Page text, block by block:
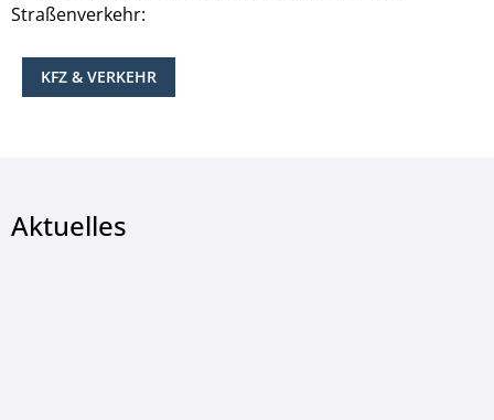
Straßenverkehr:
KFZ & VERKEHR
Aktuelles